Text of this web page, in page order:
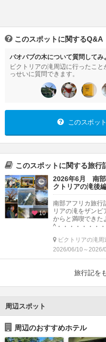
このスポットに関するQ&A
バオバブの木について質問してみ
ビクトリアの滝周辺に行ったこ
っせいに質問できます。
このスポッ
このスポットに関する旅行
10
2026年6月 南部
クトリアの滝後
南部アフリカ旅行
リアの滝をザン
からと満喫できた
^・・・・・・・
ビクトリアの滝周
2026/06/10～2026/
旅行記を
周辺スポット
周辺のおすすめホテル